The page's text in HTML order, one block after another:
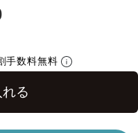
手数料無料
る